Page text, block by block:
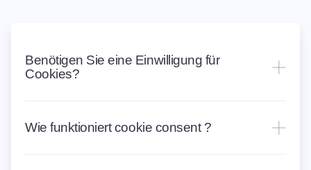
Benötigen Sie eine Einwilligung für
Cookies?
Wie funktioniert cookie consent ?